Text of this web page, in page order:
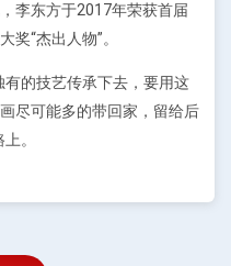
李东方于2017年荣获首届
“杰出人物”。
有的技艺传承下去，要用这
尽可能多的带回家，留给后
。